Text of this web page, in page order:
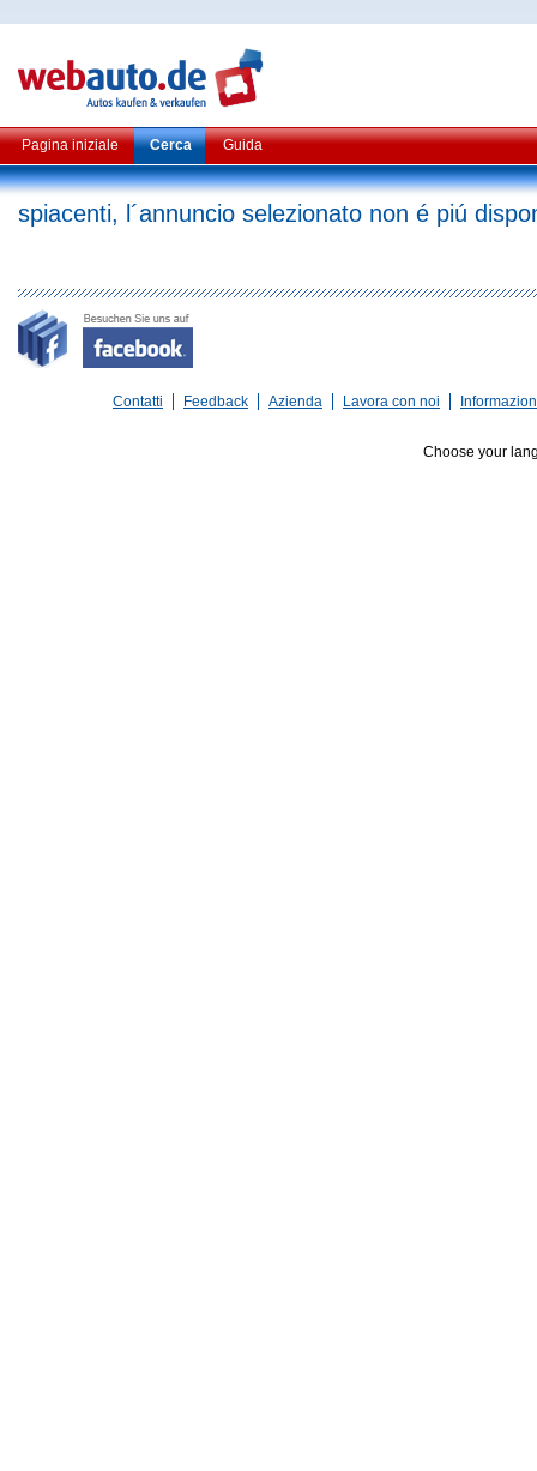
Pagina iniziale Cerca Guida
spiacenti, l´annuncio selezionato non é piú
Contatti Feedback Azienda Lavora con noi
Choose your